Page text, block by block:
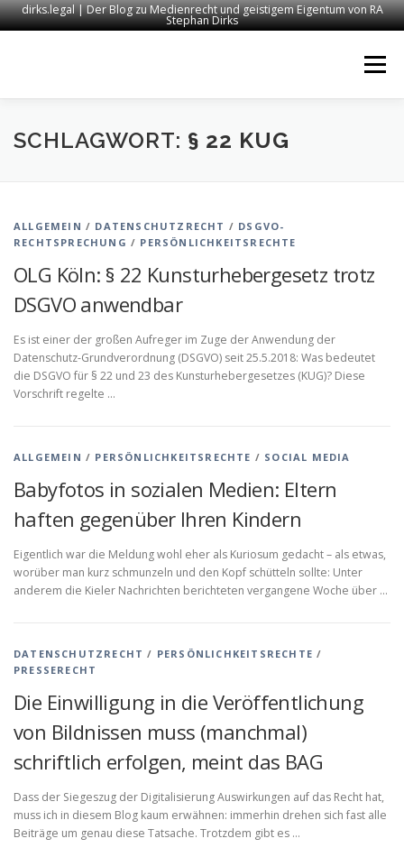
dirks.legal | Der Blog zu Medienrecht und geistigem Eigentum von RA
Stephan Dirks
Menü
START KONTAKT RECHTSANWALT DIRKS
SCHLAGWORT: § 22 KUG
ALLGEMEIN / DATENSCHUTZRECHT / DSGVO-
RECHTSPRECHUNG / PERSÖNLICHKEITSRECHTE
OLG Köln: § 22 Kunsturhebergesetz trotz
DSGVO anwendbar
Es ist einer der großen Aufreger im Zuge der Anwendung der
Datenschutz-Grundverordnung (DSGVO) seit 25.5.2018: Was bedeutet
die DSGVO für § 22 und 23 des Kunsturhebergesetzes (KUG)? Diese
Vorschrift regelte …
ALLGEMEIN / PERSÖNLICHKEITSRECHTE / SOCIAL MEDIA
Babyfotos in sozialen Medien: Eltern
haften gegenüber Ihren Kindern
Eigentlich war die Meldung wohl eher als Kuriosum gedacht – als etwas,
worüber man kurz schmunzeln und den Kopf schütteln sollte: Unter
anderem die Kieler Nachrichten berichteten vergangene Woche über …
DATENSCHUTZRECHT / PERSÖNLICHKEITSRECHTE /
PRESSERECHT
Die Einwilligung in die Veröffentlichung
von Bildnissen muss (manchmal)
schriftlich erfolgen, meint das BAG
Dass der Siegeszug der Digitalisierung Auswirkungen auf das Recht hat,
muss ich in diesem Blog kaum erwähnen: immerhin drehen sich fast alle
Beiträge um genau diese Tatsache. Trotzdem gibt es …